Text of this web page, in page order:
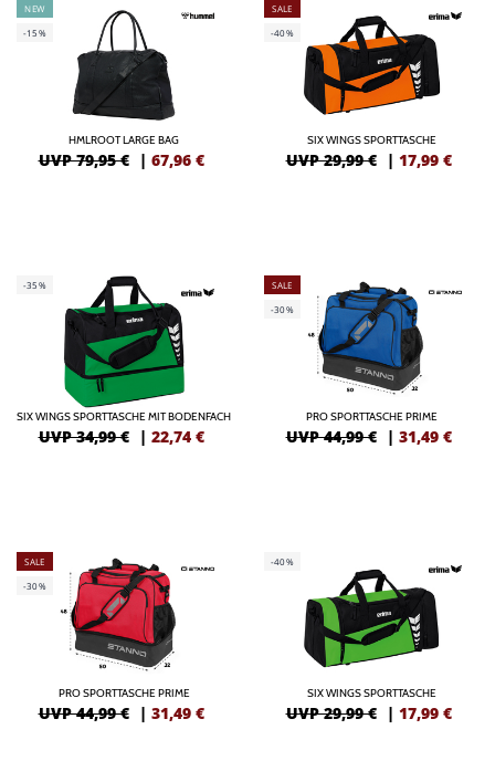
NEW
-15%
HMLROOT LARGE BAG
UVP 79,95 € | 67,96 €
SALE
-40%
SIX WINGS SPORTTASCHE
UVP 29,99 € | 17,99 €
-35%
SIX WINGS SPORTTASCHE MIT BODENFACH
UVP 34,99 € | 22,74 €
SALE
-30%
PRO SPORTTASCHE PRIME
UVP 44,99 € | 31,49 €
SALE
-30%
PRO SPORTTASCHE PRIME
UVP 44,99 € | 31,49 €
-40%
SIX WINGS SPORTTASCHE
UVP 29,99 € | 17,99 €